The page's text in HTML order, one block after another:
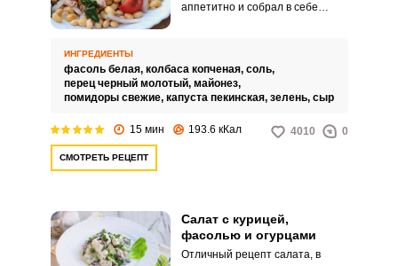
аппетитно и собрал в себе
не требует сложных действий.
ИНГРЕДИЕНТЫ
фасоль белая, колбаса копченая, соль,
перец черный молотый, майонез,
помидоры свежие, капуста пекинская, зелень, сыр
15 мин 193.6 кКал 4010 0
СМОТРЕТЬ РЕЦЕПТ
Салат с курицей,
фасолью и огурцами
Отличный рецепт салата, в